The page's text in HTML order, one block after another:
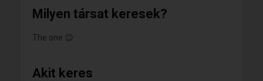
Milyen társat keresek?
The one 😉
Akit keres